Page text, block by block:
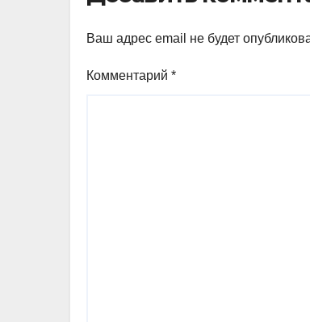
Ваш адрес email не будет
Комментарий *